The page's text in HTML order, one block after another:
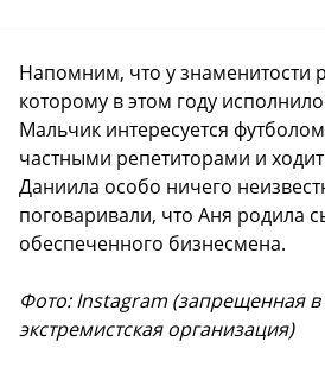
Напомним, что у знаменитости
которому в этом году
Мальчик интересуется
частными репетиторами и
Даниила особо ничего
поговаривали, что Аня родила
обеспеченного бизнесмена.
Фото: Instagram (запрещенная в
экстремистская организация)